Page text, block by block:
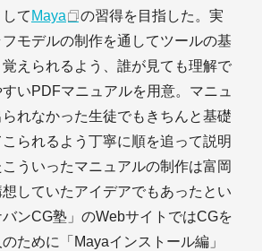
て Maya
の習得を目指した。実
モデルの制作を通してツールの基
えられるよう、誰が見ても理解で
いPDFマニュアルを用意。マニュ
れなかった生徒でもきちんと基礎
られるよう丁寧に順を追って説明
ういったマニュアルの制作は富岡
していたアイデアでもあったとい
ンCG塾」のWebサイトではCGを
ために「Mayaインストール編」